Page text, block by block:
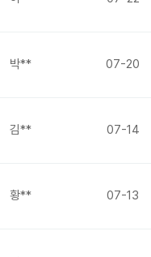
박** 07-20
김** 07-14
황** 07-13